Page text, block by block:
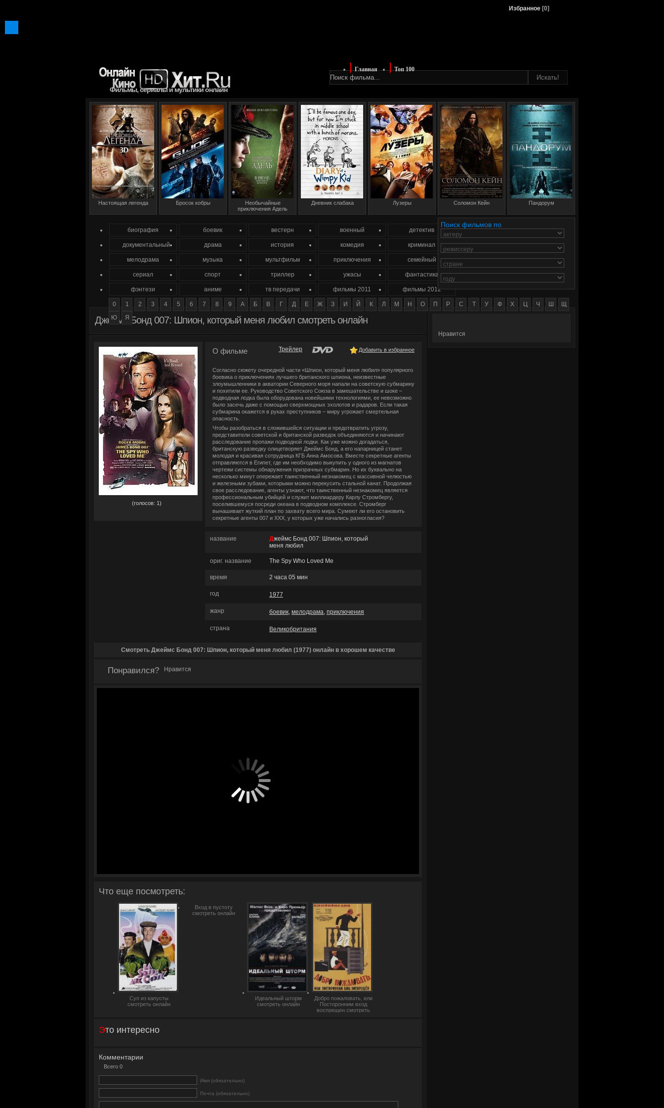
Фильмы, сериалы и мультики онлайн
Главная Топ 100
Джеймс Бонд 007: Шпион, который меня любил смотреть онлайн
Добавить в избранное
О фильме
Согласно сюжету очередной части «Шпион, который меня любил» популярного
боевика о приключениях лучшего британского шпиона, неизвестные
злоумышленники в акватории Северного моря напали на советскую субмарину
и похитили ее. Руководство Советского Союза в замешательстве и шоке –
подводная лодка была оборудована новейшими технологиями, ее невозможно
было засечь даже с помощью сверхмощных эхолотов и радаров. Если такая
субмарина окажется в руках преступников – миру угрожает смертельная
опасность.
Чтобы разобраться в сложившейся ситуации и предотвратить угрозу,
представители советской и британской разведок объединяются и начинают
расследование пропажи подводной лодки. Как уже можно догадаться,
британскую разведку олицетворяет Джеймс Бонд, а его напарницей станет
молодая и красивая сотрудница КГБ Анна Амосова. Вместе секретные агенты
отправляются в Египет, где им необходимо выкупить у одного из магнатов
чертежи системы обнаружения призрачных субмарин. Но их буквально на
несколько минут опережает таинственный незнакомец с массивной челюстью
и железными зубами, которыми можно перекусить стальной канат. Продолжая
свое расследование, агенты узнают, что таинственный незнакомец является
профессиональным убийцей и служит миллиардеру Карлу Стромбергу,
поселившемуся посреди океана в подводном комплексе. Стромберг
вынашивает жуткий план по захвату всего мира. Сумеют ли его остановить
секретные агенты 007 и ХХХ, у которых уже начались разногласия?
название
Джеймс Бонд 007: Шпион, который
меня любил
ориг. название The Spy Who Loved Me
время 2 часа 05 мин
год 1977
жанр боевик, мелодрама, приключения
страна Великобритания
рейтинг:5,00
(голосов: 1)
Трейлер
Смотреть Джеймс Бонд 007: Шпион, который меня любил (1977) онлайн в хорошем качестве
Понравился? Нравится
Что еще посмотреть:
Суп из капусты
смотреть онлайн
Вход в пустоту
смотреть онлайн
Идеальный шторм
смотреть онлайн
Добро пожаловать, или
Посторонним вход
воспрещен смотреть
Это интересно
Комментарии
Всего 0
Имя (обязательно)
Почта (обязательно)
Нравится
биография боевик вестерн военный детектив
документальный драма история комедия криминал
мелодрама музыка мультфильм приключения семейный
сериал спорт триллер ужасы фантастика
фэнтези аниме тв передачи фильмы 2011 фильмы 2012
0 1 2 3 4 5 6 7 8 9 А Б В Г Д Е Ж З И Й К Л М Н О П Р С Т У Ф Х Ц Ч Ш
Щ
Ю
Я
Поиск фильмов по
актеру
режиссеру
стране
году
Настоящая легенда Бросок кобры
Необычайные
приключения Адель
Дневник слабака Лузеры Соломон Кейн Пандорум
Избранное [0]